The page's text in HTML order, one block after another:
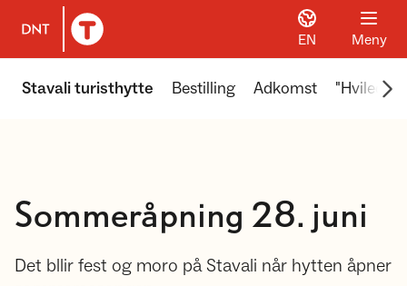
Til DNT.no forside
EN Meny
Stavali turisthytte Bestilling Adkomst
Sommeråpning 28. juni
Det bllir fest og moro på Stavali når hytten åpner